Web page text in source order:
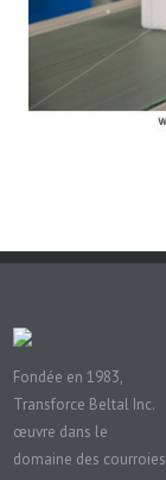
Fondée en 1983,
Transforce Beltal Inc.
œuvre dans le
domaine des courroies